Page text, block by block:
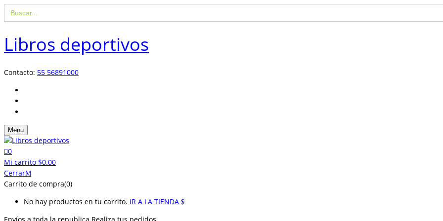
Buscar:
Libros deportivos
Contacto: 55 56891000
Menu
0
Mi carrito $0.00
Cerrar
Carrito de compra(0)
No hay productos en tu carrito. IR A LA TIENDA